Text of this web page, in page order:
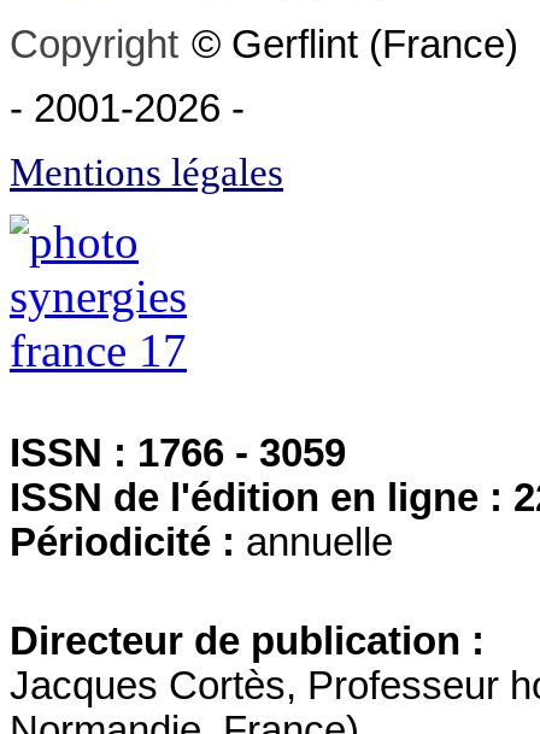
Copyright © Gerflint (France)
- 2001-2026 -
Mentions légales
ISSN : 1766 - 3059
ISSN de l'édition en ligne :
Périodicité : annuelle
Directeur de publication :
Jacques Cortès, Professeur